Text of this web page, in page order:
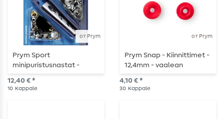
от Prym
Prym Sport
minipuristusnastat -
hopeanväriset - 13mm -
työkalulla ja kiinnikkeillä -
12,40 € *
10 Kappale
от Prym
Prym Snap - Kiinnittimet -
12,4mm - vaalean
punainen - 30 kpl
4,10 € *
30 Kappale